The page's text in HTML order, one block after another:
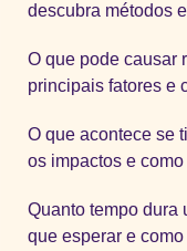
descubra métodos
O que pode causar
principais fatores e
O que acontece se
os impactos e
Quanto tempo dura
que esperar e